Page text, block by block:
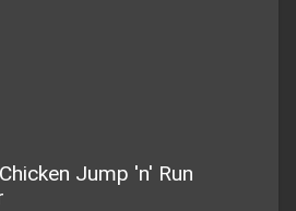
Jump 'n' Run